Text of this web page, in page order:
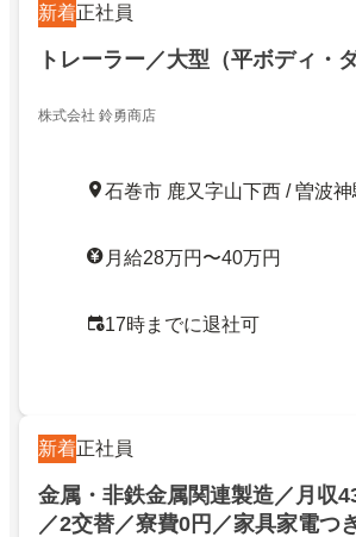
新着正社員
トレーラー／大型（平ボディ・
株式会社 鈴勇商店
石巻市 鹿又字山下西 / 曽波
月給28万円〜40万円
17時までに退社可
新着正社員
金属・非鉄金属関連製造／月収
／2交替／寮費0円／家具家電つ